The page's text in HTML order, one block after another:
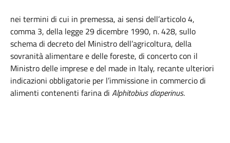
nei termini di cui in premessa, ai sensi dell’articolo 4,
comma 3, della legge 29 dicembre 1990, n. 428, sullo
schema di decreto del Ministro dell’agricoltura, della
sovranità alimentare e delle foreste, di concerto con il
Ministro delle imprese e del made in Italy, recante ulteriori
indicazioni obbligatorie per l’immissione in commercio di
alimenti contenenti farina di Alphitobius diaperinus.